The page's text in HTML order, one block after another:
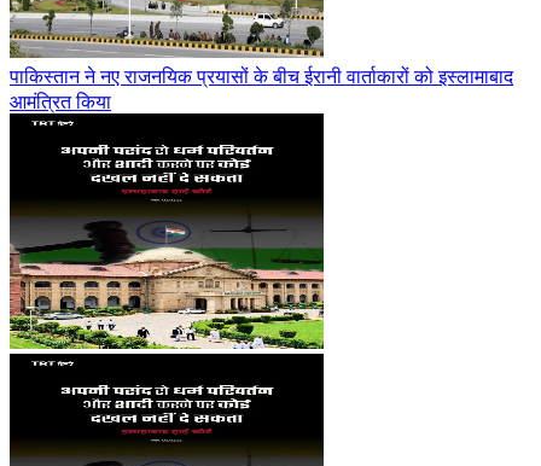
पाकिस्तान ने नए राजनयिक प्रयासों के बीच ईरानी वार्ताकारों को इस्लामाबाद
आमंत्रित किया